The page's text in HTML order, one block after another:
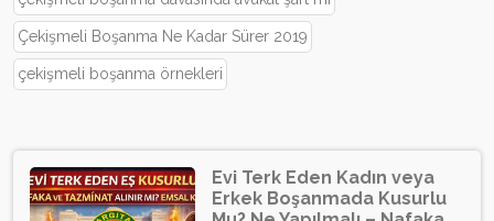
Çekişmeli Boşanma Ne Kadar Sürer 2019
çekişmeli boşanma örnekleri
Evi Terk Eden Kadın veya
Erkek Boşanmada Kusurlu